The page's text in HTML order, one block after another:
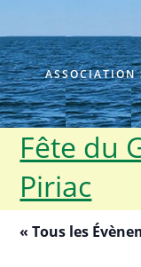
ASSOCIATION
Fête du
Piriac
« Tous les